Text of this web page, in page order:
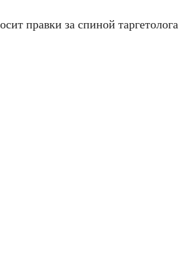
правки за спиной таргетолога